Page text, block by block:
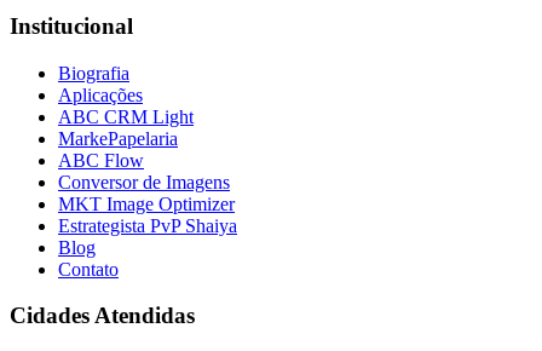
Institucional
Biografia
Aplicações
ABC CRM Light
MarkePapelaria
ABC Flow
Conversor de Imagens
MKT Image Optimizer
Estrategista PvP Shaiya
Blog
Contato
Cidades Atendidas